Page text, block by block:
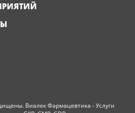
Виалек Фармацевтика - Услуги